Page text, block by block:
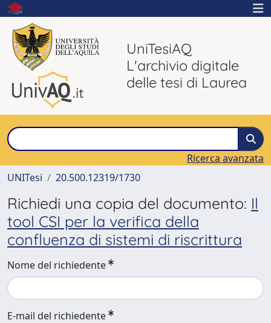
UniTesiAQ
L'archivio digitale
delle tesi di Laurea
Ricerca avanzata
UNITesi
20.500.12319/1730
Richiedi una copia del documento: Il
tool CSI per la verifica della
confluenza di sistemi di riscrittura
Nome del richiedente
E-mail del richiedente